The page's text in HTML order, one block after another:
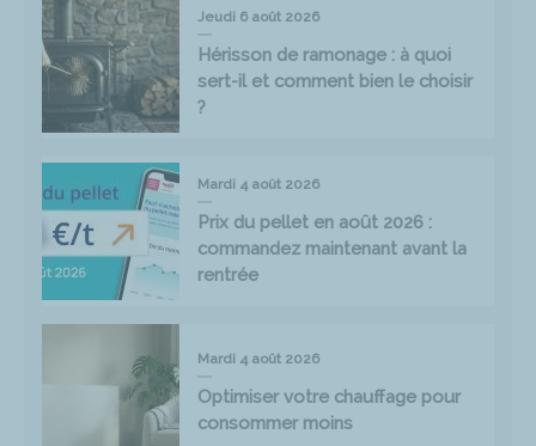
Jeudi 6 août 2026
Hérisson de ramonage : à quoi
sert-il et comment bien le choisir
?
Mardi 4 août 2026
Prix du pellet en août 2026 :
commandez maintenant avant la
rentrée
Mardi 4 août 2026
Optimiser votre chauffage pour
consommer moins